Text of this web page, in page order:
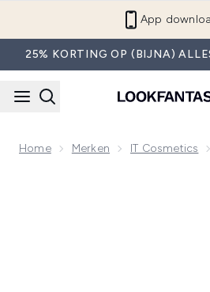
App
25% KORTING OP (BIJNA)
Home Merken IT Cosmetics